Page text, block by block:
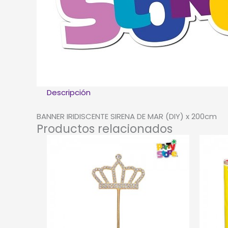
Descripción
BANNER IRIDISCENTE SIRENA DE MAR (DIY) x 200cm
Productos relacionados